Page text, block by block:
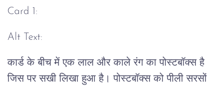
Card 1:
Alt Text:
कार्ड के बीच में एक लाल और काले रंग का पोस्टबॉक्स है
जिस पर सखी लिखा हुआ है। पोस्टबॉक्स को पीली सरसों